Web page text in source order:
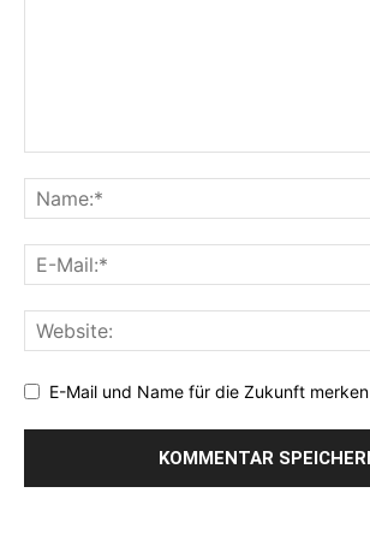
E-Mail und Name für die Zukunft merken